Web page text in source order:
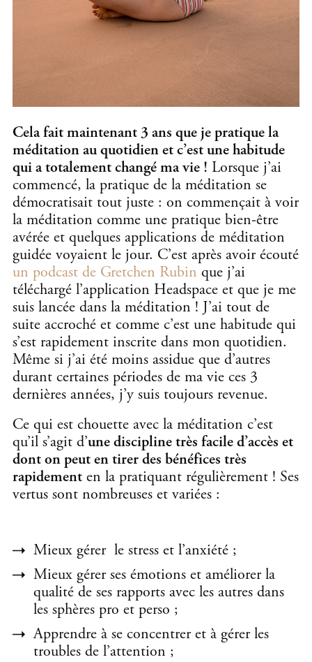
Cela fait maintenant 3 ans que je pratique la
méditation au quotidien et c’est une habitude
qui a totalement changé ma vie ! Lorsque j’ai
commencé, la pratique de la méditation se
démocratisait tout juste : on commençait à voir
la méditation comme une pratique bien-être
avérée et quelques applications de méditation
guidée voyaient le jour. C’est après avoir écouté
un podcast de Gretchen Rubin que j’ai
téléchargé l’application Headspace et que je me
suis lancée dans la méditation ! J’ai tout de
suite accroché et comme c’est une habitude qui
s’est rapidement inscrite dans mon quotidien.
Même si j’ai été moins assidue que d’autres
durant certaines périodes de ma vie ces 3
dernières années, j’y suis toujours revenue.
Ce qui est chouette avec la méditation c’est
qu’il s’agit d’une discipline très facile d’accès et
dont on peut en tirer des bénéfices très
rapidement en la pratiquant régulièrement ! Ses
vertus sont nombreuses et variées :
Mieux gérer le stress et l’anxiété ;
Mieux gérer ses émotions et améliorer la
qualité de ses rapports avec les autres dans
les sphères pro et perso ;
Apprendre à se concentrer et à gérer les
troubles de l’attention ;